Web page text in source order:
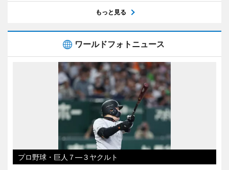
もっと見る
ワールドフォトニュース
プロ野球・巨人７―３ヤクルト